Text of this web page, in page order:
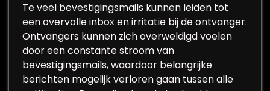
Te veel bevestigingsmails kunnen leiden tot
een overvolle inbox en irritatie bij de ontvanger.
Ontvangers kunnen zich overweldigd voelen
door een constante stroom van
bevestigingsmails, waardoor belangrijke
berichten mogelijk verloren gaan tussen alle